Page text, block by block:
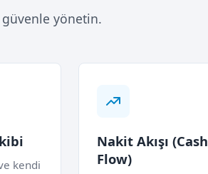
yönetin.
kendi
Nakit Akışı (Cash
Flow)